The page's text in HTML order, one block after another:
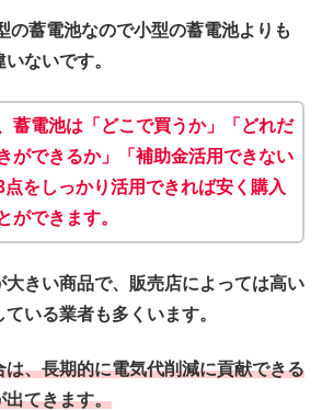
の蓄電池なので小型の蓄電池よりも
ないです。
蓄電池は「どこで買うか」「どれだ
ができるか」「補助金活用できない
点をしっかり活用できれば安く購入
ができます。
大きい商品で、販売店によっては高い
いる業者も多くいます。
は、長期的に電気代削減に貢献できる
出てきます。